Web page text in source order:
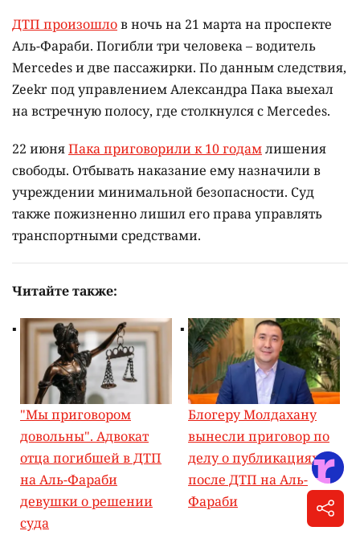
ДТП произошлов ночь на 21 марта на проспекте
Аль-Фараби. Погибли три человека – водитель
Mercedes и две пассажирки. По данным следствия,
Zeekr под управлением Александра Пака выехал
на встречную полосу, где столкнулся с Mercedes.
22 июняПака приговорили к 10 годамлишения
свободы. Отбывать наказание ему назначили в
учреждении минимальной безопасности. Суд
также пожизненно лишил его права управлять
транспортными средствами.
Читайте также:
"Мы приговором
довольны". Адвокат
отца погибшей в ДТП
на Аль-Фараби
девушки о решении
суда
Блогеру Молдахану
вынесли приговор по
делу о публикациях
после ДТП на Аль-
Фараби